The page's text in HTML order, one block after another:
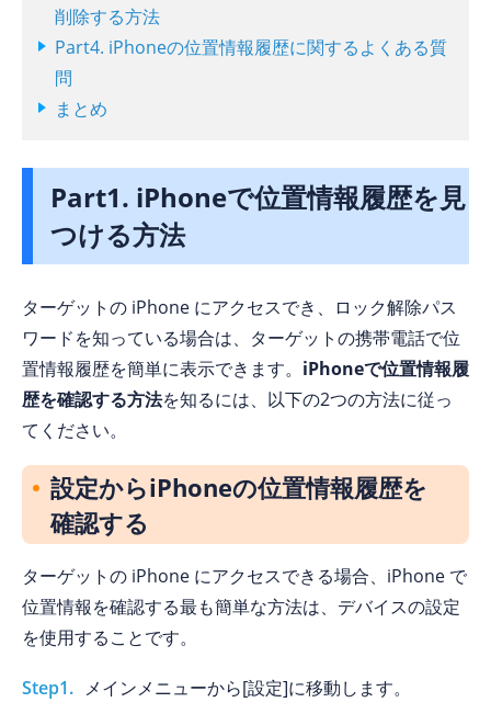
削除する方法
Part4. iPhoneの位置情報履歴に関するよくある質
問
まとめ
Part1. iPhoneで位置情報履歴を見
つける方法
ターゲットの iPhone にアクセスでき、ロック解除パス
ワードを知っている場合は、ターゲットの携帯電話で位
置情報履歴を簡単に表示できます。 iPhoneで位置情報履
歴を確認する方法を知るには、以下の2つの方法に従っ
てください。
設定からiPhoneの位置情報履歴を
確認する
ターゲットの iPhone にアクセスできる場合、iPhone で
位置情報を確認する最も簡単な方法は、デバイスの設定
を使用することです。
Step1. メインメニューから[設定]に移動します。